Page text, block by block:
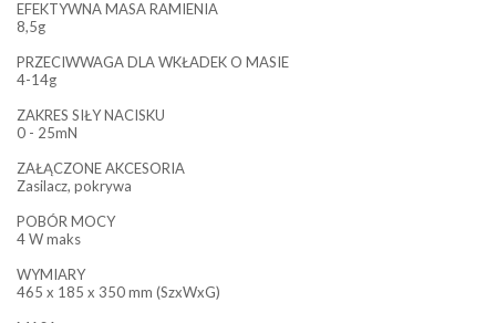
EFEKTYWNA MASA RAMIENIA
8,5g
PRZECIWWAGA DLA WKŁADEK O MASIE
4-14g
ZAKRES SIŁY NACISKU
0 - 25mN
ZAŁĄCZONE AKCESORIA
Zasilacz, pokrywa
POBÓR MOCY
4 W maks
WYMIARY
465 x 185 x 350 mm (SzxWxG)